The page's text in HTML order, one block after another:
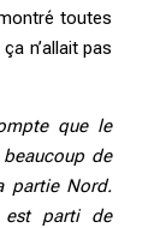
toutes
n’allait pas
que le
de
partie Nord.
est parti de